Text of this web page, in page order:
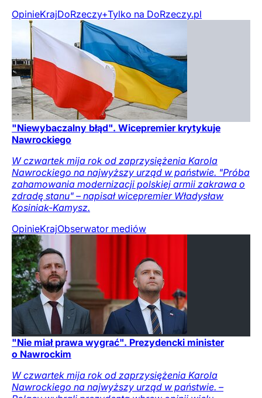
OpinieKrajDoRzeczy+Tylko na DoRzeczy.pl
"Niewybaczalny błąd". Wicepremier krytykuje
Nawrockiego
W czwartek mija rok od zaprzysiężenia Karola
Nawrockiego na najwyższy urząd w państwie. "Próba
zahamowania modernizacji polskiej armii zakrawa o
zdradę stanu" – napisał wicepremier Władysław
Kosiniak-Kamysz.
OpinieKrajObserwator mediów
"Nie miał prawa wygrać". Prezydencki minister
o Nawrockim
W czwartek mija rok od zaprzysiężenia Karola
Nawrockiego na najwyższy urząd w państwie. –